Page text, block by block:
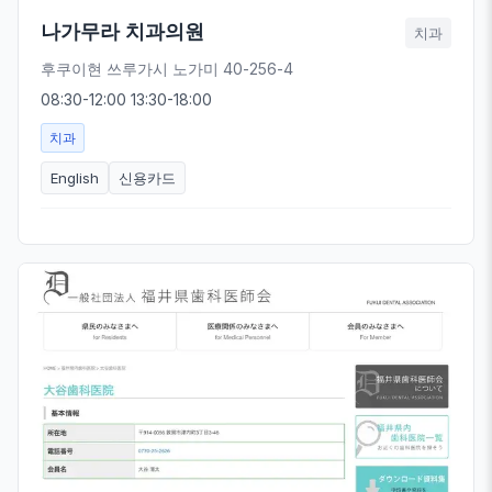
나가무라 치과의원 치과
후쿠이현 쓰루가시 노가미 40-256-4
08:30-12:00 13:30-18:00
치과
English 신용카드